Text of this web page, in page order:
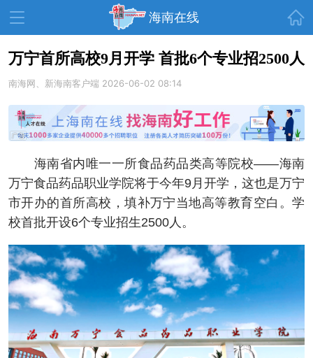
海南在线
资讯中心 热点 旅游
文体 财经
教育 健康 房产
家装 交通 美食
生活 演出 活动
展会 走读海南 周末去哪儿
人才在线 天涯企服
万宁首所高校9月开学 首批6个专业招2500人
南海网、新海南客户端 2026-06-02 08:14
海南省内唯一一所食品药品类高等院校——海南
万宁食品药品职业学院将于今年9月开学，这也是万宁
市开办的首所高校，填补万宁当地高等教育空白。学
校首批开设6个专业招生2500人。